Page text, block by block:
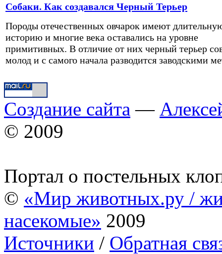
Собаки. Как создавался Черный Терьер
Породы отечественных овчарок имеют
историю и многие века оставались на уровне
примитивных. В отличие от них черный терьер
молод и с самого начала разводится заводскими
Создание сайта —
© 2009
Портал о постельных
© «Мир животных.ру /
насекомые» 2009
Источники / Обратная